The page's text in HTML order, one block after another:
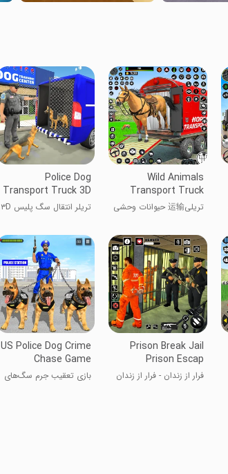
Wild Animals
Transport Truck
تریلی运输 حیوانات وحشی
Police Dog
Transport Truck 3D
تریلر انتقال سگ پلیس ۳D
Prison Break Jail
Prison Escap
فرار از زندان - فرار از زندان
US Police Dog Crime
Chase Game
بازی تعقیب جرم سگ‌های